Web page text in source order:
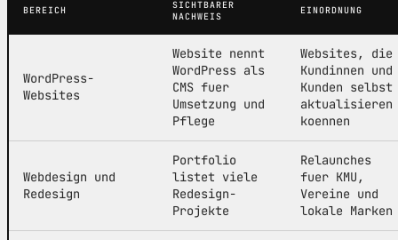
BEREICH
SICHTBARER
NACHWEIS
EINORDNUNG
WordPress-
Websites
Website nennt
WordPress als
CMS fuer
Umsetzung und
Pflege
Websites, die
Kundinnen und
Kunden selbst
aktualisieren
koennen
Webdesign und
Redesign
Portfolio
listet viele
Redesign-
Projekte
Relaunches
fuer KMU,
Vereine und
lokale Marken